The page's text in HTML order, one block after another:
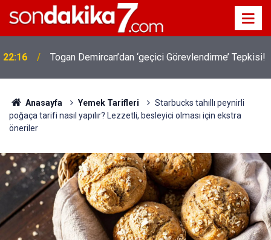
22:16 Togan Demircan’dan ‘geçici Görevlendirme’ Tepkisi!
Anasayfa Yemek Tarifleri
Starbucks tahıllı peynirli
poğaça tarifi nasıl yapılır? Lezzetli, besleyici olması için ekstra
öneriler